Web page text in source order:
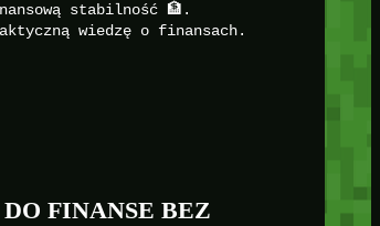
stabilność 🏦.
wiedzę o finansach.
FINANSE BEZ